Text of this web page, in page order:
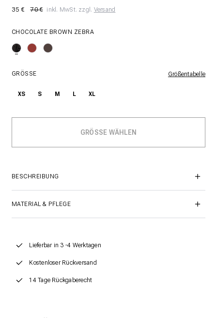
35 € 70 € inkl. MwSt. zzgl. Versand
CHOCOLATE BROWN ZEBRA
GRÖSSE Größentabelle
XS S M L XL
BESCHREIBUNG
MATERIAL & PFLEGE
Lieferbar in 3 -4 Werktagen
Kostenloser Rückversand
14 Tage Rückgaberecht